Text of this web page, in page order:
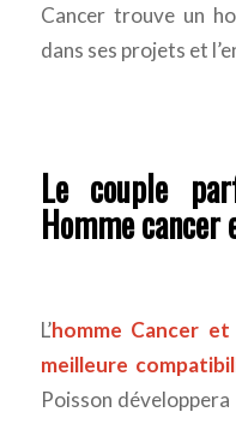
Cancer trouve un
dans ses projets et
Le couple
Homme cancer
L’homme Cancer
meilleure
Poisson